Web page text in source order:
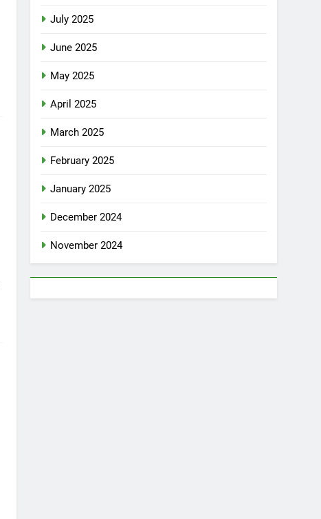
July 2025
June 2025
May 2025
April 2025
March 2025
February 2025
January 2025
December 2024
November 2024